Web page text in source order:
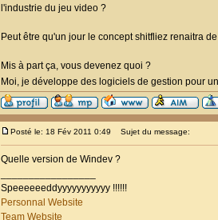
l'industrie du jeu video ?
Peut être qu'un jour le concept shitfliez renaitra
Mis à part ça, vous devenez quoi ?
Moi, je développe des logiciels de gestion pour
Posté le: 18 Fév 2011 0:49 Sujet du message:
Quelle version de Windev ?
Speeeeeeddyyyyyyyyyyy !!!!!!
Personnal Website
Team Website